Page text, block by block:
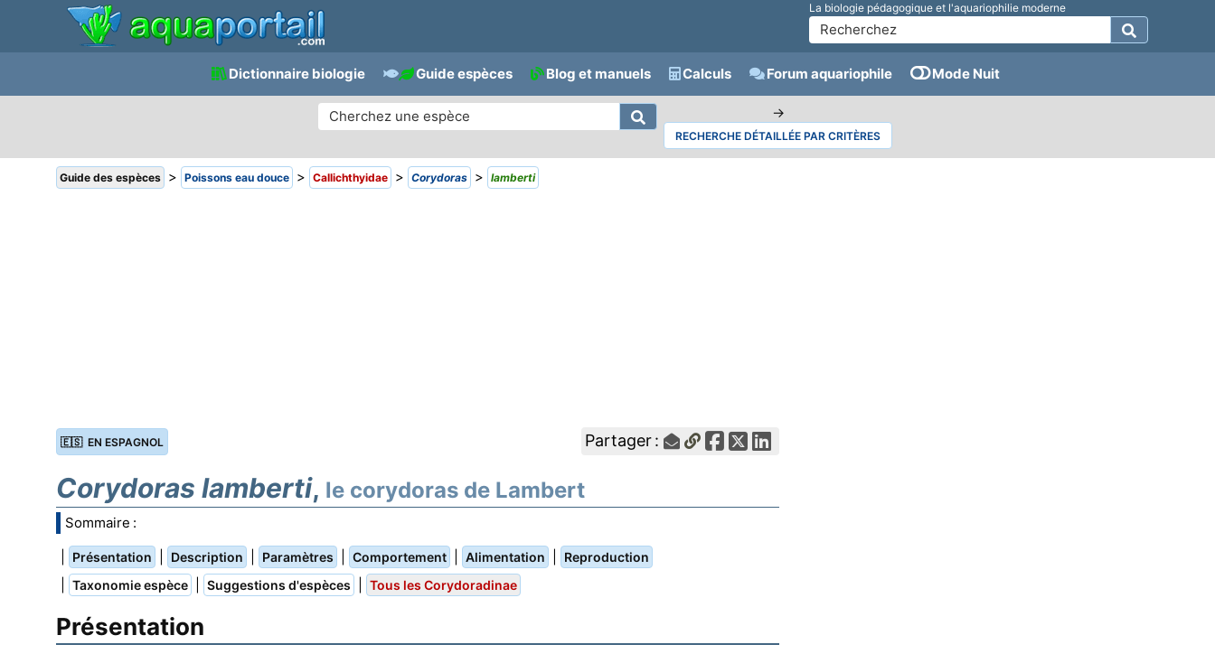
La biologie pédagogique et l'aquariophilie moderne
Dictionnaire biologie Guide espèces Blog et manuels Calculs Forum aquariophile Mode Nuit
→
RECHERCHE DÉTAILLÉE PAR CRITÈRES
Guide des espèces > Poissons eau douce > Callichthyidae > Corydoras > lamberti
🇪🇸 EN ESPAGNOL Partager :
Corydoras lamberti, le corydoras de Lambert
Sommaire :
Présentation Description Paramètres Comportement Alimentation Reproduction
Taxonomie espèce Suggestions d'espèces Tous les Corydoradinae
Présentation